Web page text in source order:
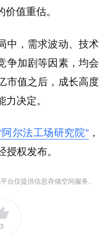
值重估。
中，需求波动、技术
争加剧等因素，均会
市值之后，成长高度
决定。
阿尔法工场研究院”，
权发布。
台仅提供信息存储空间服务。
3